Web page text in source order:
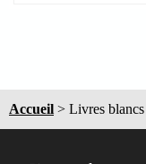
Accueil > Livres blancs